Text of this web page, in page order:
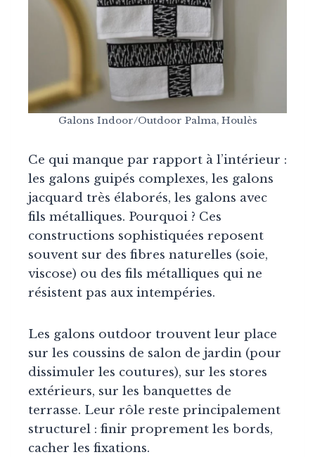
Galons Indoor/Outdoor Palma, Houlès
Ce qui manque par rapport à l’intérieur :
les galons guipés complexes, les galons
jacquard très élaborés, les galons avec
fils métalliques. Pourquoi ? Ces
constructions sophistiquées reposent
souvent sur des fibres naturelles (soie,
viscose) ou des fils métalliques qui ne
résistent pas aux intempéries.
Les galons outdoor trouvent leur place
sur les coussins de salon de jardin (pour
dissimuler les coutures), sur les stores
extérieurs, sur les banquettes de
terrasse. Leur rôle reste principalement
structurel : finir proprement les bords,
cacher les fixations.